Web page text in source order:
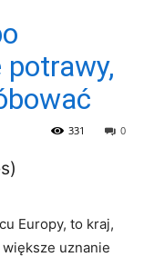
potrawy,
0
331
Europy, to kraj,
uznanie